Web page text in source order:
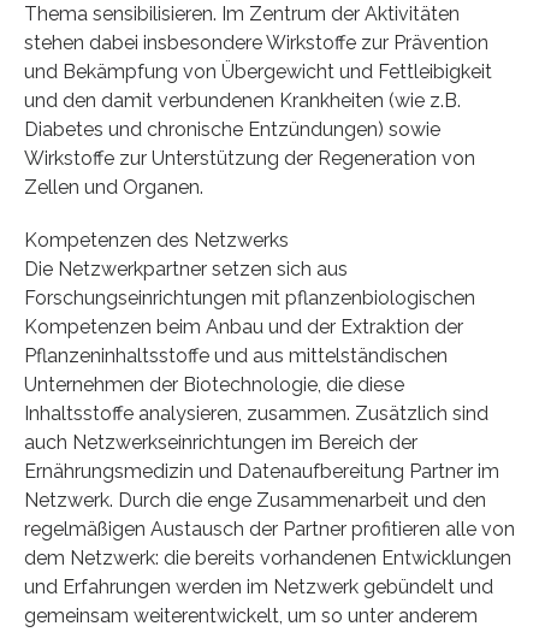
Thema sensibilisieren. Im Zentrum der Aktivitäten
stehen dabei insbesondere Wirkstoffe zur Prävention
und Bekämpfung von Übergewicht und Fettleibigkeit
und den damit verbundenen Krankheiten (wie z.B.
Diabetes und chronische Entzündungen) sowie
Wirkstoffe zur Unterstützung der Regeneration von
Zellen und Organen.
Kompetenzen des Netzwerks
Die Netzwerkpartner setzen sich aus
Forschungseinrichtungen mit pflanzenbiologischen
Kompetenzen beim Anbau und der Extraktion der
Pflanzeninhaltsstoffe und aus mittelständischen
Unternehmen der Biotechnologie, die diese
Inhaltsstoffe analysieren, zusammen. Zusätzlich sind
auch Netzwerkseinrichtungen im Bereich der
Ernährungsmedizin und Datenaufbereitung Partner im
Netzwerk. Durch die enge Zusammenarbeit und den
regelmäßigen Austausch der Partner profitieren alle von
dem Netzwerk: die bereits vorhandenen Entwicklungen
und Erfahrungen werden im Netzwerk gebündelt und
gemeinsam weiterentwickelt, um so unter anderem